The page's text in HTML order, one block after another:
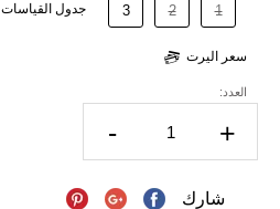
1
2
3 جدول القياسات
سعر اليرت
العدد:
- +
شارك